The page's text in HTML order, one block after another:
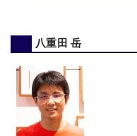
八重田 岳